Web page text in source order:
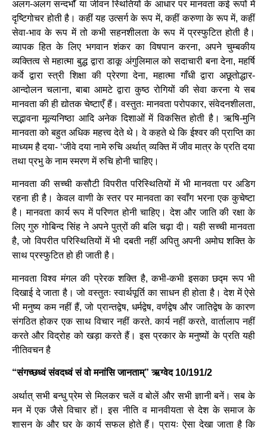
अलग-अलग सन्दर्भों या जीवन स्थितियों के आधार पर मानवता कई रूपों में
दृष्टिगोचर होती है। कहीं यह उत्सर्ग के रूप में, कहीं करुणा के रूप में, कहीं
सेवा-भाव के रूप में तो कभी सहनशीलता के रूप में प्रस्फुटित होती है।
व्यापक हित के लिए भगवान शंकर का विषपान करना, अपने चुम्बकीय
व्यक्तित्व से महात्मा बुद्ध द्वारा डाकू अंगुलिमाल को सदाचारी बना देना, महर्षि
कर्वे द्वारा स्त्री शिक्षा की प्रेरणा देना, महात्मा गाँधी द्वारा अछूतोद्धार-
आन्दोलन चलाना, बाबा आमटे द्वारा कुष्ठ रोगियों की सेवा करना ये सब
मानवता की ही द्योतक चेष्टाएँ हैं। वस्तुतः मानवता परोपकार, संवेदनशीलता,
सद्भावना मूल्यनिष्ठा आदि अनेक दिशाओं में विकसित होती है। ऋषि-मुनि
मानवता को बहुत अधिक महत्त्व देते थे। वे कहते थे कि ईश्वर की प्राप्ति का
माध्यम है दया- ‘जीवे दया नामे रुचि अर्थात् व्यक्ति में जीव मात्र के प्रति दया
तथा प्रभु के नाम स्मरण में रुचि होनी चाहिए।
मानवता की सच्ची कसौटी विपरीत परिस्थितियों में भी मानवता पर अडिग
रहना ही है। केवल वाणी के स्तर पर मानवता का स्वाँग भरना एक कुचेष्टा
है। मानवता कार्य रूप में परिणत होनी चाहिए। देश और जाति की रक्षा के
लिए गुरु गोबिन्द सिंह ने अपने पुत्रों की बलि चढ़ा दी। यही सच्ची मानवता
है, जो विपरीत परिस्थितियों में भी दबती नहीं अपितु अपनी अमोघ शक्ति के
साथ प्रस्फुटित हो ही जाती है।
मानवता विश्व मंगल की प्रेरक शक्ति है, कभी-कभी इसका छद्म रूप भी
दिखाई दे जाता है। जो वस्तुतः स्वार्थपूर्ति का साधन ही होता है। देश में ऐसे
भी मनुष्य कम नहीं हैं, जो प्रान्तद्वेष, धर्मद्वेष, वर्णद्वेष और जातिद्वेष के कारण
संगठित होकर एक साथ विचार नहीं करते. कार्य नहीं करते, वार्तालाप नहीं
करते और विद्रोह को खड़ा करते हैं। इस प्रकार के मनुष्यों के प्रति यही
नीतिवचन है
“संगच्छध्वं संवदध्वं सं वो मनांसि जानताम्” ऋग्वेद 10/191/2
अर्थात् सभी बन्धु प्रेम से मिलकर चलें व बोलें और सभी ज्ञानी बनें। सब के
मन में एक जैसे विचार हों। इस नीति व मानवीयता से देश के समाज के
शासन के और घर के कार्य सफल होते हैं। प्रायः ऐसा देखा जाता है कि